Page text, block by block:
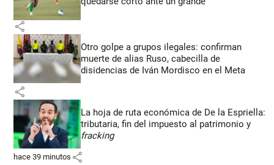
share
Otro golpe a grupos ilegales: confirman
muerte de alias Ruso, cabecilla de
disidencias de Iván Mordisco en el Meta
share
La hoja de ruta económica de De la Espriella:
tributaria, fin del impuesto al patrimonio y
fracking
hace 39 minutos share